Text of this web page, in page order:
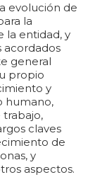
evolución de
la
la entidad, y
acordados
general
propio
y
humano,
claves
de
y
aspectos.